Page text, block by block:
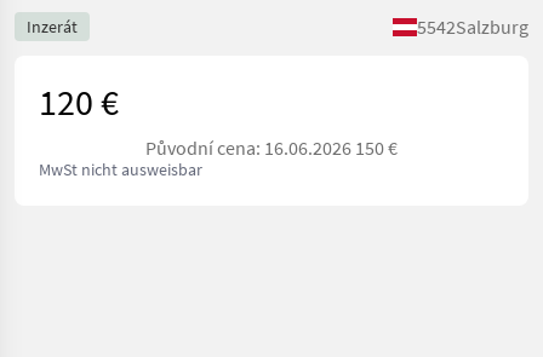
Inzerát 5542Salzburg
120 €
Původní cena: 16.06.2026 150 €
MwSt nicht ausweisbar